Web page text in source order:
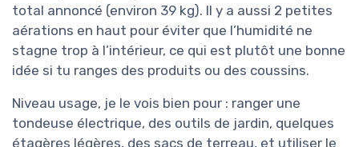
total annoncé (environ 39 kg). Il y a aussi 2 petites
aérations en haut pour éviter que l’humidité ne
stagne trop à l’intérieur, ce qui est plutôt une bonne
idée si tu ranges des produits ou des coussins.
Niveau usage, je le vois bien pour : ranger une
tondeuse électrique, des outils de jardin, quelques
étagères légères, des sacs de terreau, et utiliser le